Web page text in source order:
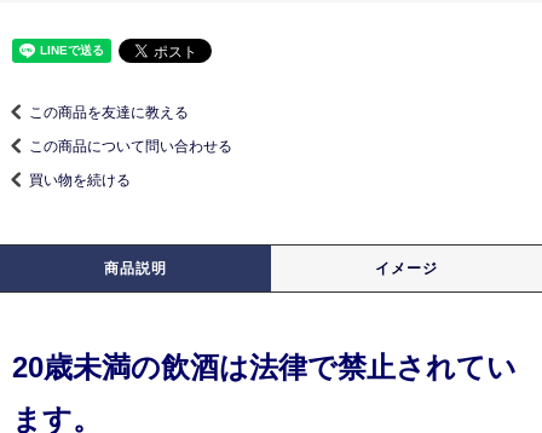
この商品を友達に教える
この商品について問い合わせる
買い物を続ける
商品説明 イメージ
20歳未満の飲酒は法律で禁止されてい
ます。